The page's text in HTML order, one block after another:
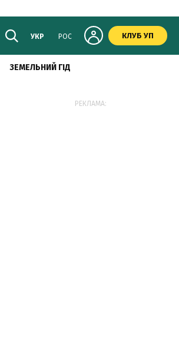
УКР РОС КЛУБ УП
ЗЕМЕЛЬНИЙ ГІД
РЕКЛАМА: